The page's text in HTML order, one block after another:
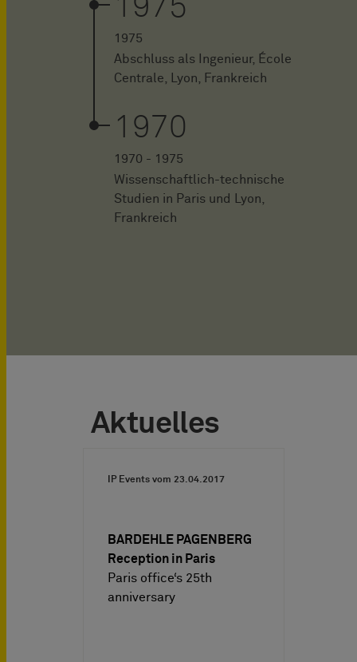
1975
1975
Abschluss als Ingenieur, École
Centrale, Lyon, Frankreich
1970
1970 - 1975
Wissenschaftlich-technische
Studien in Paris und Lyon,
Frankreich
Aktuelles
IP Events vom 23.04.2017
BARDEHLE PAGENBERG
Reception in Paris
Paris office‘s 25th
anniversary